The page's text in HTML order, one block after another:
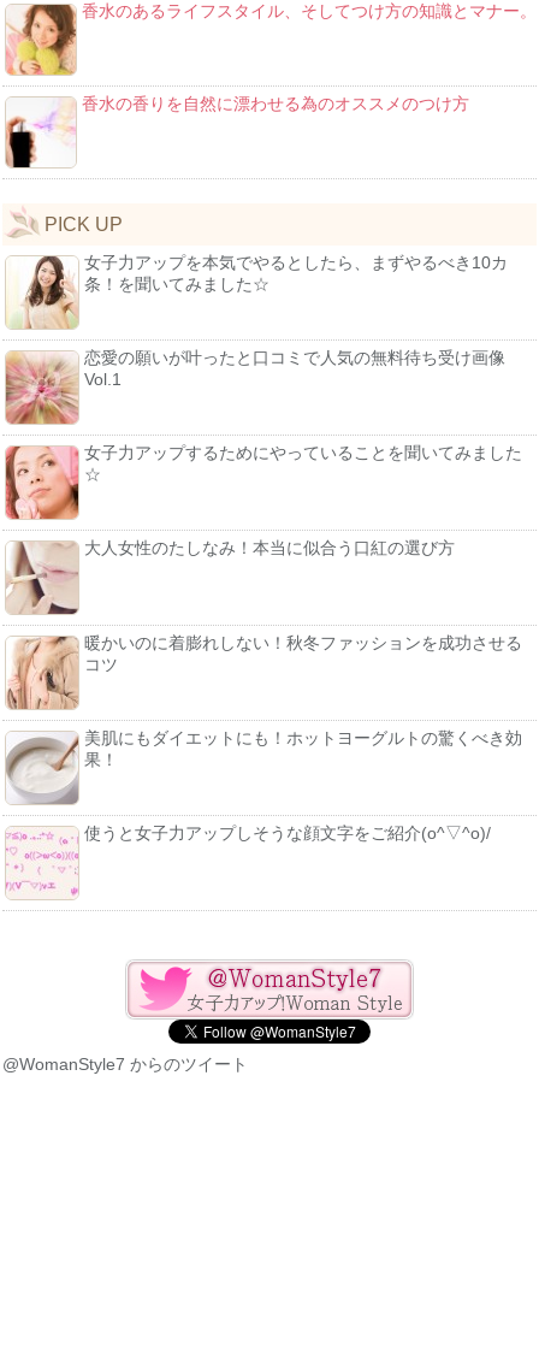
香水のあるライフスタイル、そしてつけ方の知識とマナー。
香水の香りを自然に漂わせる為のオススメのつけ方
PICK UP
女子力アップを本気でやるとしたら、まずやるべき10カ
条！を聞いてみました☆
恋愛の願いが叶ったと口コミで人気の無料待ち受け画像
Vol.1
女子力アップするためにやっていることを聞いてみました
☆
大人女性のたしなみ！本当に似合う口紅の選び方
暖かいのに着膨れしない！秋冬ファッションを成功させる
コツ
美肌にもダイエットにも！ホットヨーグルトの驚くべき効
果！
使うと女子力アップしそうな顔文字をご紹介(o^▽^o)/
@WomanStyle7 からのツイート